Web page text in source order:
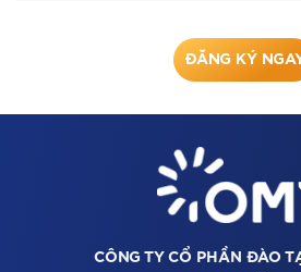
ĐĂNG KÝ
CÔNG TY CỔ PHẦN ĐÀO